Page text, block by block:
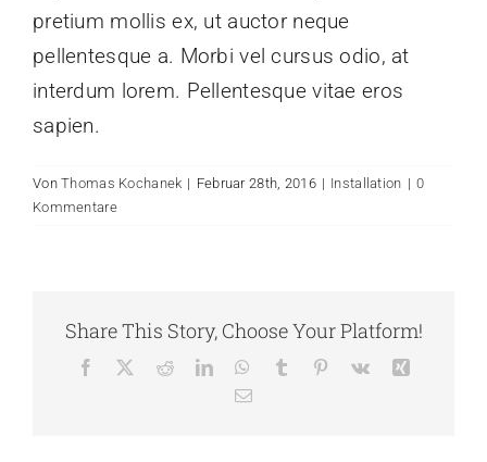
pretium mollis ex, ut auctor neque
pellentesque a. Morbi vel cursus odio, at
interdum lorem. Pellentesque vitae eros
sapien.
VonThomas Kochanek | Februar 28th, 2016 | Installation | 0
Kommentare
Share This Story, Choose Your Platform!
Facebook RedditLinkedInWhatsApp
Tumblr Pinterest
Vk
E-